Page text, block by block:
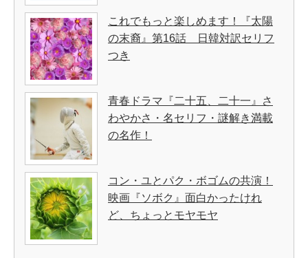
これでもっと楽しめます！『太陽
の末裔』第16話 日韓対訳セリフ
つき
青春ドラマ『二十五、二十一』さ
わやかさ・名セリフ・謎解き満載
の名作！
コン・ユとパク・ボゴムの共演！
映画『ソボク』面白かったけれ
ど、ちょっとモヤモヤ